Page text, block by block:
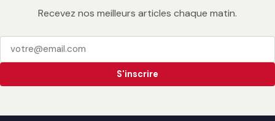
Recevez nos meilleurs articles chaque matin.
S'inscrire